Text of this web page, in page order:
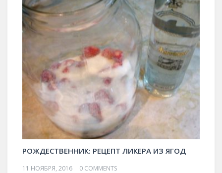
РОЖДЕСТВЕННИК: РЕЦЕПТ ЛИКЕРА ИЗ ЯГОД
11 НОЯБРЯ, 2016 0 COMMENTS